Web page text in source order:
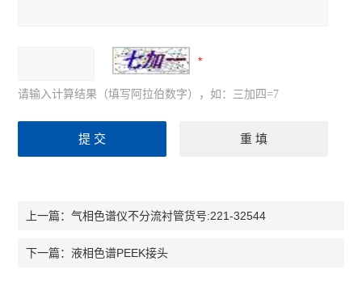
请输入计算结果（填写阿拉伯数字），如：三加四=7
上一篇：气相色谱仪不分流衬管货号:221-32544
下一篇：液相色谱PEEK接头